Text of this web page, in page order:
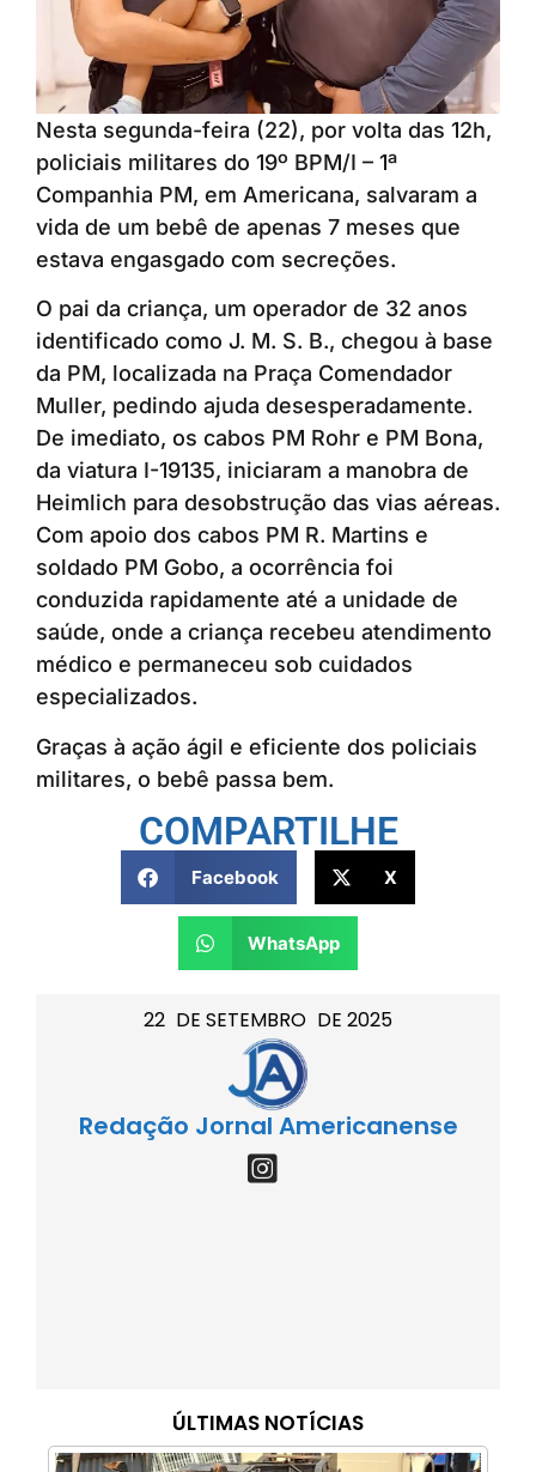
22 DE SETEMBRO DE 2025
Redação Jornal Americanense
ÚLTIMAS NOTÍCIAS
Nesta segunda-feira (22), por volta das 12h,
policiais militares do 19º BPM/I – 1ª
Companhia PM, em Americana, salvaram a
vida de um bebê de apenas 7 meses que
estava engasgado com secreções.
O pai da criança, um operador de 32 anos
identificado como J. M. S. B., chegou à base
da PM, localizada na Praça Comendador
Muller, pedindo ajuda desesperadamente.
De imediato, os cabos PM Rohr e PM Bona,
da viatura I-19135, iniciaram a manobra de
Heimlich para desobstrução das vias aéreas.
Com apoio dos cabos PM R. Martins e
soldado PM Gobo, a ocorrência foi
conduzida rapidamente até a unidade de
saúde, onde a criança recebeu atendimento
médico e permaneceu sob cuidados
especializados.
Graças à ação ágil e eficiente dos policiais
militares, o bebê passa bem.
COMPARTILHE
Facebook X
WhatsApp